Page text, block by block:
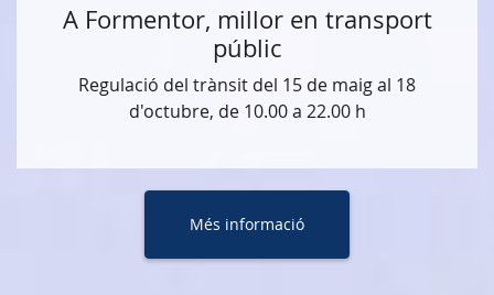
A Formentor, millor en transport
públic
Regulació del trànsit del 15 de maig al 18
d'octubre, de 10.00 a 22.00 h
Més informació